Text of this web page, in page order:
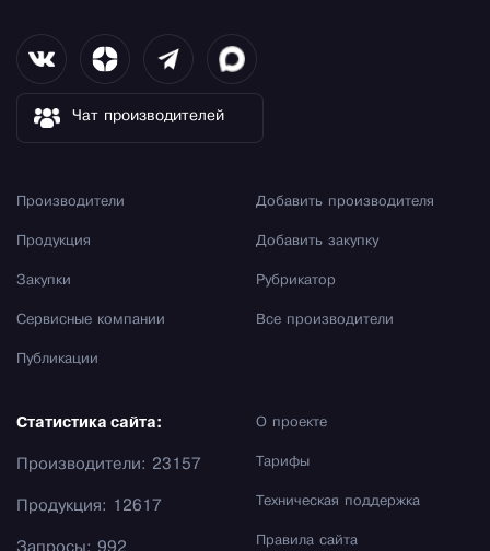
Чат производителей
Производители
Продукция
Закупки
Сервисные компании
Публикации
Добавить производителя
Добавить закупку
Рубрикатор
Все производители
О проекте
Тарифы
Техническая поддержка
Правила сайта
Статистика сайта:
Производители: 23157
Продукция: 12617